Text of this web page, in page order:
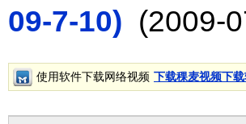
09-7-10) (2009-
使用软件下载网络视频 下载稞麦视频下